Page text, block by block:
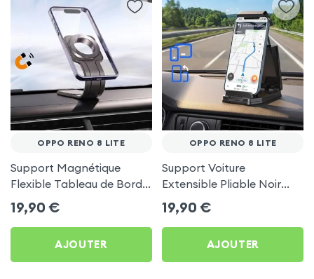
OPPO RENO 8 LITE
Support Magnétique
Flexible Tableau de Bord
et Écran central pour
Oppo Reno 8 Lite
19,90 €
AJOUTER
OPPO RENO 8 LITE
Support Voiture
Extensible Pliable Noir
Carbone pour Oppo Reno
8 Lite
19,90 €
AJOUTER